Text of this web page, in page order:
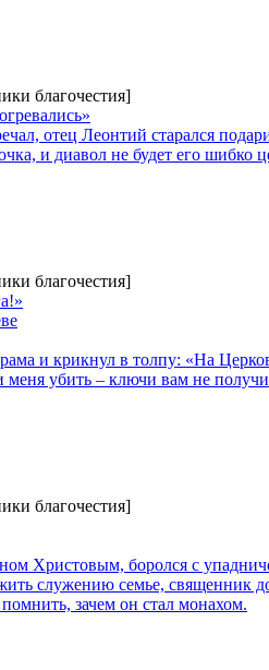
благочестия]
отец Леонтий старался
и диавол не будет его шибко
благочестия]
и крикнул в толпу: «На
меня убить – ключи вам не
благочестия]
Христовым, боролся с
служению семье, священник
зачем он стал монахом.